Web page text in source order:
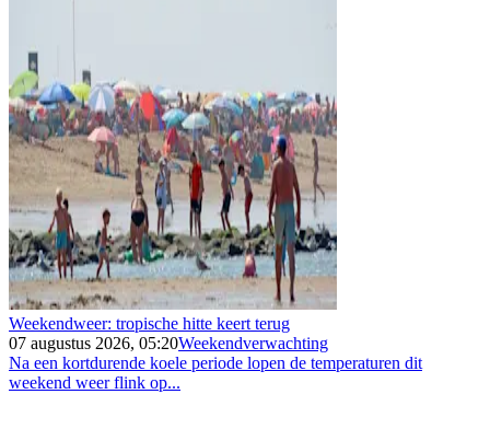
Weekendweer: tropische hitte keert terug
07 augustus 2026, 05:20Weekendverwachting
Na een kortdurende koele periode lopen de temperaturen dit
weekend weer flink op...